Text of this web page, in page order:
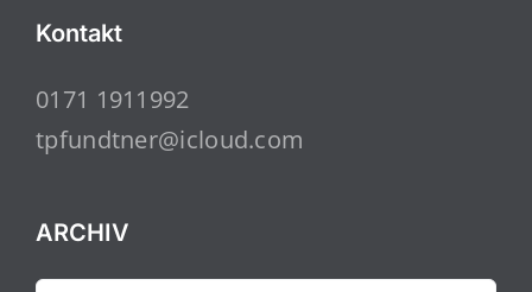
Kontakt
0171 1911992
tpfundtner@icloud.com
ARCHIV